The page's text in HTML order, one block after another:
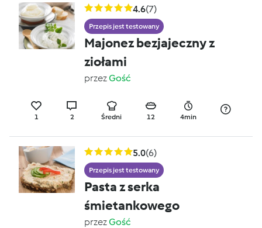
4.6(7)
Przepis jest testowany
Majonez bezjajeczny z
ziołami
przezGość
1 2 Średni 12 4min
5.0(6)
Przepis jest testowany
Pasta z serka
śmietankowego
przezGość